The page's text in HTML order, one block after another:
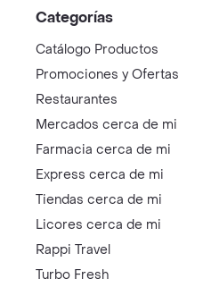
Categorías
Catálogo Productos
Promociones y Ofertas
Restaurantes
Mercados cerca de mi
Farmacia cerca de mi
Express cerca de mi
Tiendas cerca de mi
Licores cerca de mi
Rappi Travel
Turbo Fresh